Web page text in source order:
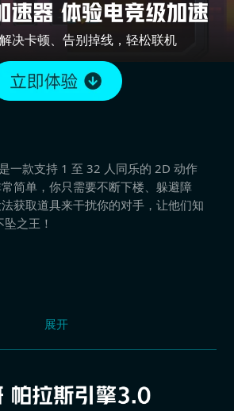
决卡顿、告别掉线，轻松联机
一款支持 1 至 32 人同乐的 2D 动作
简单，你只需要不断下楼、躲避障
获取道具来干扰你的对手，让他们知
之王！
展开